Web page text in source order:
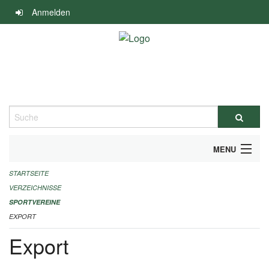
Navigation
überspringen
Anmelden
Suche
MENU
ALLGEMEINE INFORMATIONEN
FINANZIELLE UNTERSTÜTZUNG BENÖTIGT?
KONTAKT
STARTSEITE
VERZEICHNISSE
SPORTVEREINE
EXPORT
Export